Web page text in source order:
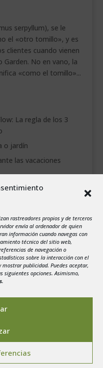
rastreadores propios y de terceros
envía al ordenador de quien
información cuando navegas con
técnico del sitio web,
de navegación o
sobre la interacción con el
publicidad. Puedes aceptar,
siguientes opciones. Asimismo,
.
serpyllum), se le
el «otro tomillo», y es
clientes cuando vienen
No en vano, la
«como el tomillo»...
La regla de los 3
o jardín
las vacaciones
1
2
7 8
9
14 15
16
21 22
23